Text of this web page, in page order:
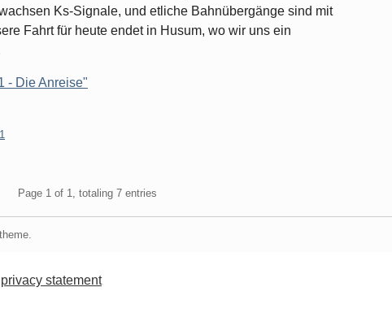
statement
Ks-Signale, und etliche Bahnübergänge sind mit
Fahrt für heute endet in Husum, wo wir uns ein
- Die Anreise"
Page 1 of 1, totaling 7 entries